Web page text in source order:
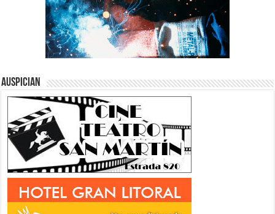
Auspician